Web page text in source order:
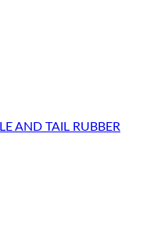
AND TAIL RUBBER